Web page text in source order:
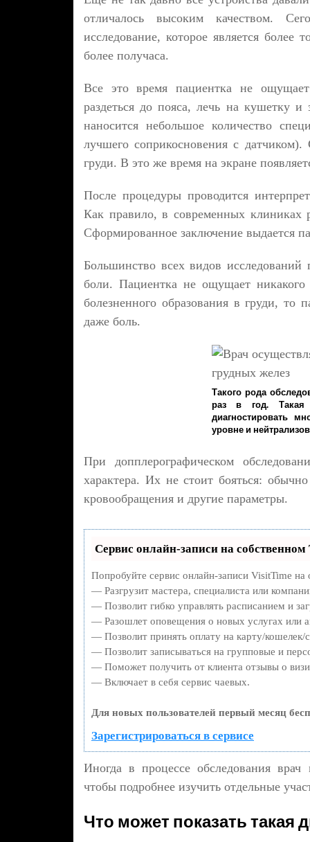
отличалось высоким качеством.
исследование, которое является
более получаса.
Все это время пациентка не
раздеться до пояса, лечь на кушетку и
наносится небольшое количество
лучшего соприкосновения с
груди. В это же время на экране
После процедуры проводится
Как правило, в современных клиниках
Сформированное заключение выдается
Большинство всех видов
боли. Пациентка не ощущает
болезненного образования в груди,
даже боль.
Такого рода
раз в год. Такая
диагностировать
уровне и
При допплерографическом
характера. Их не стоит бояться:
кровообращения и другие параметры.
Сервис онлайн-записи на собственном
Попробуйте сервис онлайн-записи VisitTime
— Разгрузит мастера, специалиста или
— Позволит гибко управлять расписанием и
— Разошлет оповещения о новых услугах или
— Позволит принять оплату на карту/кошелек/
— Позволит записываться на групповые и
— Поможет получить от клиента отзывы о
— Включает в себя сервис чаевых.
Для новых пользователей первый месяц
Зарегистрироваться в сервисе
Иногда в процессе обследования
чтобы подробнее изучить отдельные
Что может показать такая